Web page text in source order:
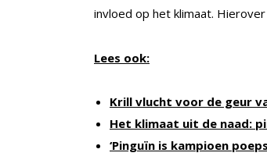
invloed op het klimaat.
Lees ook:
Krill vlucht voor de geur
Het klimaat uit de naad:
‘Pinguïn is kampioen